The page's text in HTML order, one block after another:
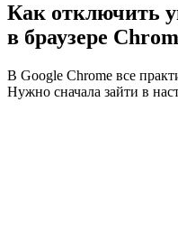
Как отключить
в браузере
В Google Chrome все
Нужно сначала зайти в